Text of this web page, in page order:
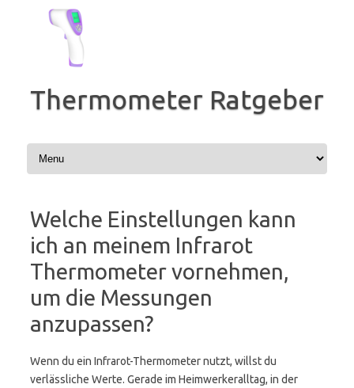
springen
Thermometer Ratgeber
Welche Einstellungen kann
ich an meinem Infrarot
Thermometer vornehmen,
um die Messungen
anzupassen?
Wenn du ein Infrarot-Thermometer nutzt, willst du
verlässliche Werte. Gerade im Heimwerkeralltag, in der